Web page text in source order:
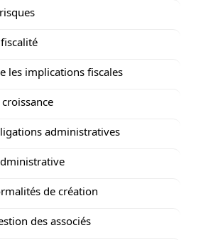
les implications fiscales
administratives
de création
des associés